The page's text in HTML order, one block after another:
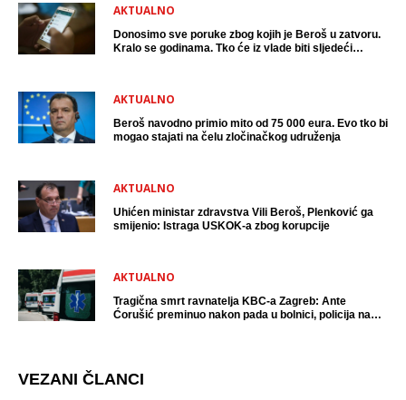
AKTUALNO
Donosimo sve poruke zbog kojih je Beroš u zatvoru.
Kralo se godinama. Tko će iz vlade biti sljedeći
AKTUALNO
Beroš navodno primio mito od 75 000 eura. Evo tko bi
mogao stajati na čelu zločinačkog udruženja
AKTUALNO
Uhićen ministar zdravstva Vili Beroš, Plenković ga
smijenio: Istraga USKOK-a zbog korupcije
AKTUALNO
Tragična smrt ravnatelja KBC-a Zagreb: Ante
Ćorušić preminuo nakon pada u bolnici, policija na
VEZANI ČLANCI